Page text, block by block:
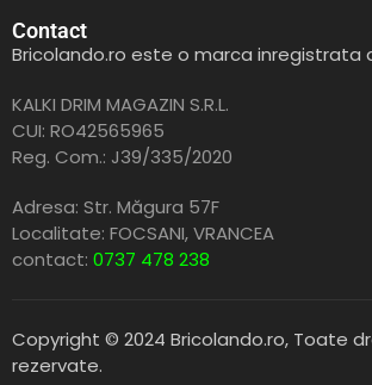
Contact
Bricolando.ro este o marca inregistrata
KALKI DRIM MAGAZIN S.R.L.
CUI: RO42565965
Reg. Com.: J39/335/2020
Adresa: Str. Măgura 57F
Localitate: FOCSANI,VRANCEA
contact: 0737 478 238
Copyright © 2024 Bricolando.ro, Toate
rezervate.